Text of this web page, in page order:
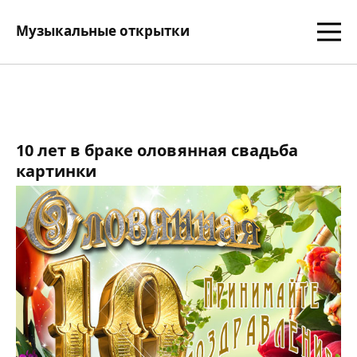
Музыкальные открытки
10 лет в браке оловянная свадьба
картинки